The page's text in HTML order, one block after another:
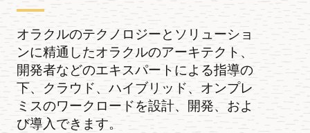
オラクルのテクノロジーとソリューショ
ンに精通したオラクルのアーキテクト、
開発者などのエキスパートによる指導の
下、クラウド、ハイブリッド、オンプレ
ミスのワークロードを設計、開発、およ
び導入できます。